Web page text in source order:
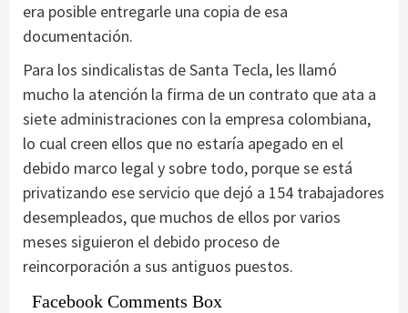
era posible entregarle una copia de esa
documentación.
Para los sindicalistas de Santa Tecla, les llamó
mucho la atención la firma de un contrato que ata a
siete administraciones con la empresa colombiana,
lo cual creen ellos que no estaría apegado en el
debido marco legal y sobre todo, porque se está
privatizando ese servicio que dejó a 154 trabajadores
desempleados, que muchos de ellos por varios
meses siguieron el debido proceso de
reincorporación a sus antiguos puestos.
Facebook Comments Box